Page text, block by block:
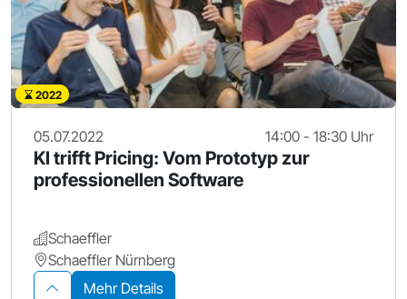
2022
05.07.2022 14:00 - 18:30 Uhr
KI trifft Pricing: Vom Prototyp zur
professionellen Software​
Schaeffler
Schaeffler Nürnberg
Mehr Details